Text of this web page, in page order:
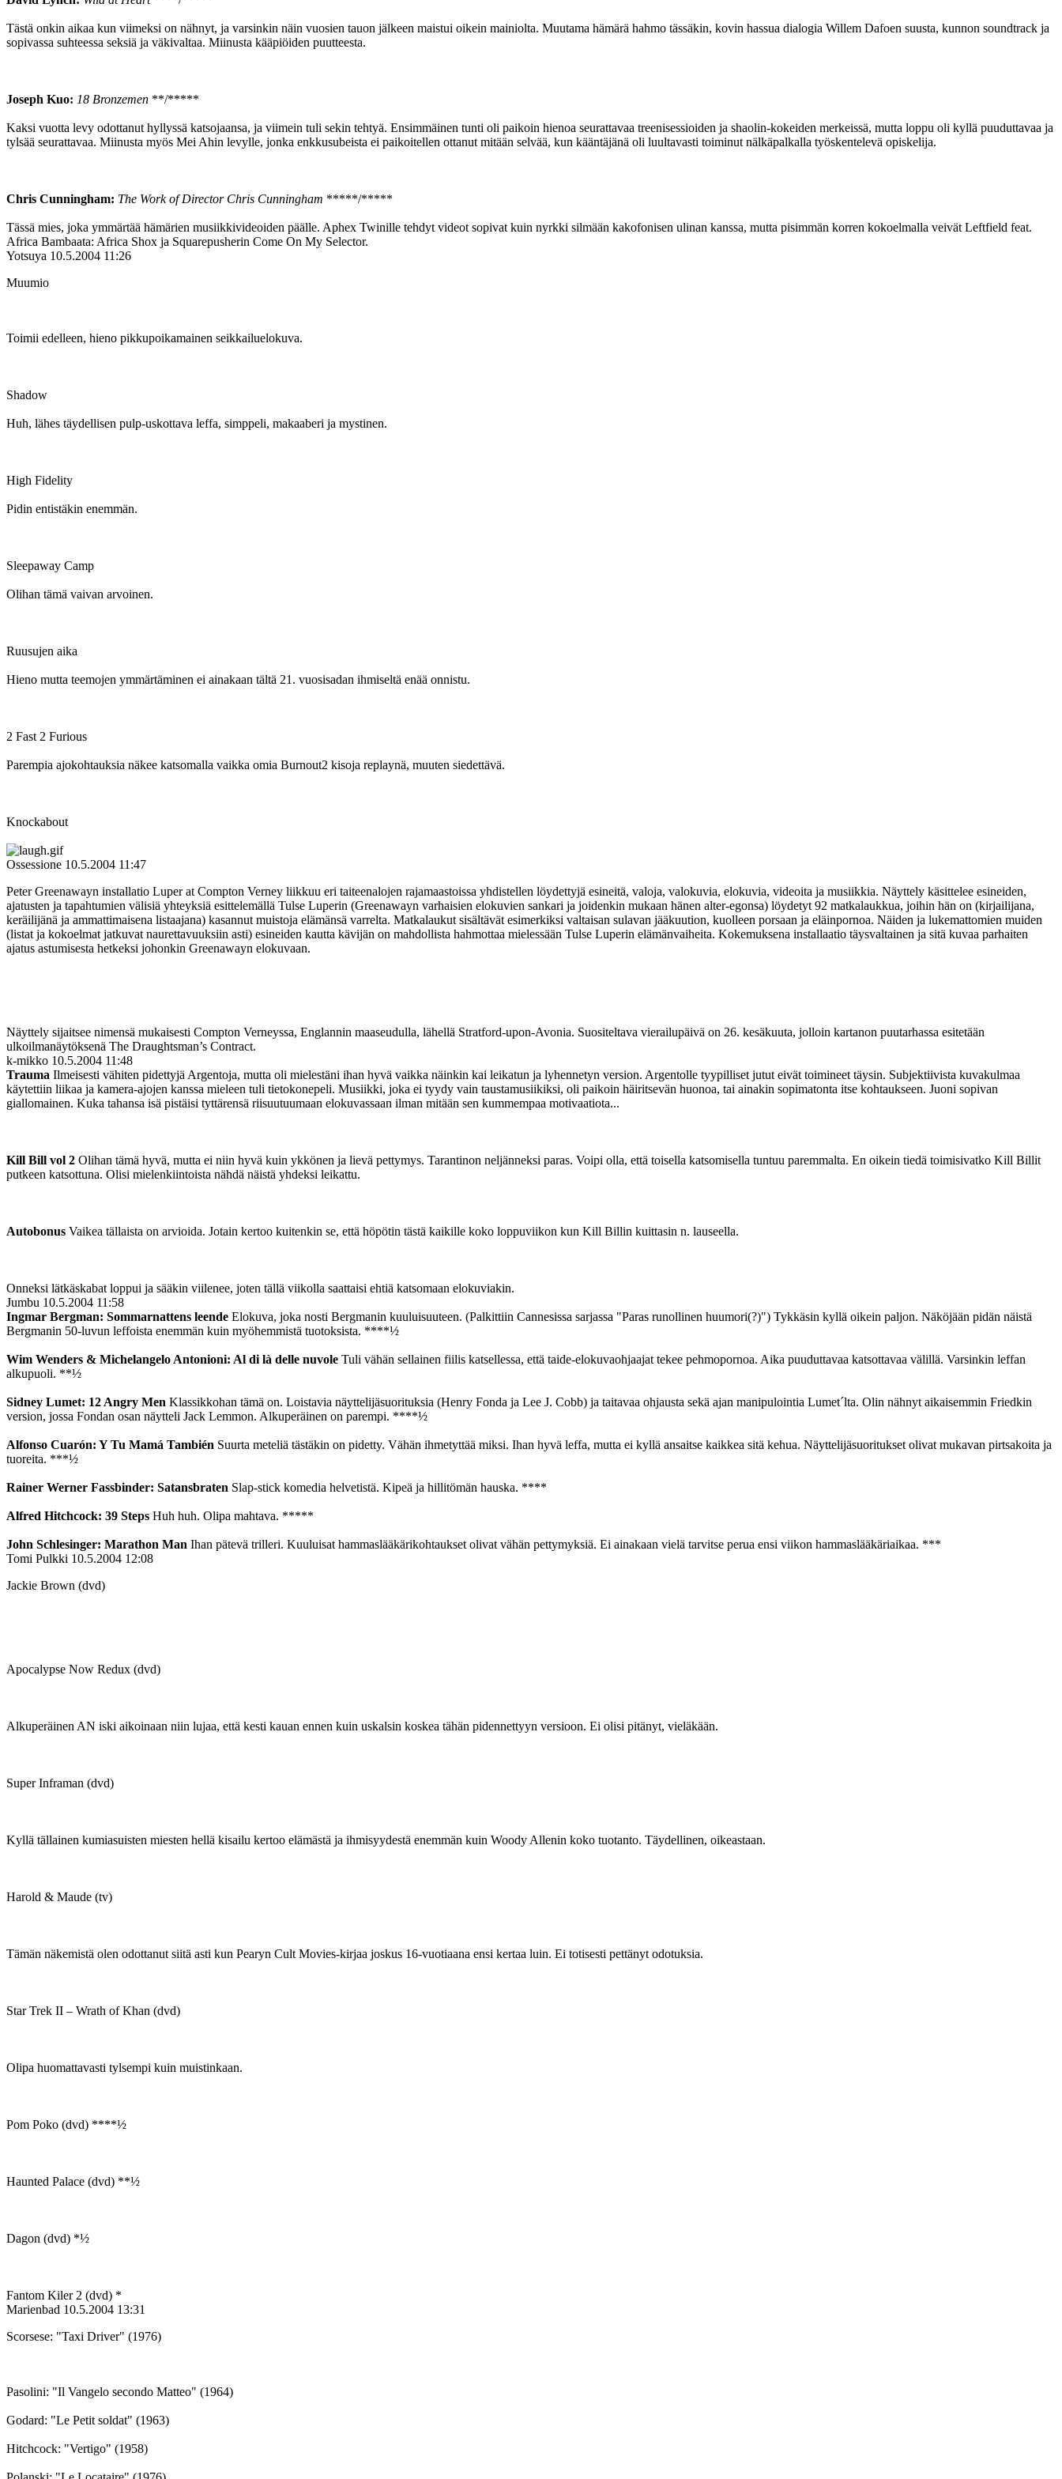
Tästä onkin aikaa kun viimeksi on nähnyt, ja varsinkin näin vuosien tauon jälkeen maistui oikein mainiolta. Muutama hämärä hahmo tässäkin, kovin hassua dialogia Willem Dafoen suusta, kunnon soundtrack ja
sopivassa suhteessa seksiä ja väkivaltaa. Miinusta kääpiöiden puutteesta.
Joseph Kuo: 18 Bronzemen **/*****
Kaksi vuotta levy odottanut hyllyssä katsojaansa, ja viimein tuli sekin tehtyä. Ensimmäinen tunti oli paikoin hienoa seurattavaa treenisessioiden ja shaolin-kokeiden merkeissä, mutta loppu oli kyllä puuduttavaa ja
tylsää seurattavaa. Miinusta myös Mei Ahin levylle, jonka enkkusubeista ei paikoitellen ottanut mitään selvää, kun kääntäjänä oli luultavasti toiminut nälkäpalkalla työskentelevä opiskelija.
Chris Cunningham: The Work of Director Chris Cunningham *****/*****
Tässä mies, joka ymmärtää hämärien musiikkivideoiden päälle. Aphex Twinille tehdyt videot sopivat kuin nyrkki silmään kakofonisen ulinan kanssa, mutta pisimmän korren kokoelmalla veivät Leftfield feat.
Africa Bambaata: Africa Shox ja Squarepusherin Come On My Selector.
Yotsuya 10.5.2004 11:26
Muumio
Toimii edelleen, hieno pikkupoikamainen seikkailuelokuva.
Shadow
Huh, lähes täydellisen pulp-uskottava leffa, simppeli, makaaberi ja mystinen.
High Fidelity
Pidin entistäkin enemmän.
Sleepaway Camp
Olihan tämä vaivan arvoinen.
Ruusujen aika
Hieno mutta teemojen ymmärtäminen ei ainakaan tältä 21. vuosisadan ihmiseltä enää onnistu.
2 Fast 2 Furious
Parempia ajokohtauksia näkee katsomalla vaikka omia Burnout2 kisoja replaynä, muuten siedettävä.
Knockabout
Ossessione 10.5.2004 11:47
Peter Greenawayn installatio Luper at Compton Verney liikkuu eri taiteenalojen rajamaastoissa yhdistellen löydettyjä esineitä, valoja, valokuvia, elokuvia, videoita ja musiikkia. Näyttely käsittelee esineiden,
ajatusten ja tapahtumien välisiä yhteyksiä esittelemällä Tulse Luperin (Greenawayn varhaisien elokuvien sankari ja joidenkin mukaan hänen alter-egonsa) löydetyt 92 matkalaukkua, joihin hän on (kirjailijana,
keräilijänä ja ammattimaisena listaajana) kasannut muistoja elämänsä varrelta. Matkalaukut sisältävät esimerkiksi valtaisan sulavan jääkuution, kuolleen porsaan ja eläinpornoa. Näiden ja lukemattomien muiden
(listat ja kokoelmat jatkuvat naurettavuuksiin asti) esineiden kautta kävijän on mahdollista hahmottaa mielessään Tulse Luperin elämänvaiheita. Kokemuksena installaatio täysvaltainen ja sitä kuvaa parhaiten
ajatus astumisesta hetkeksi johonkin Greenawayn elokuvaan.
Näyttely sijaitsee nimensä mukaisesti Compton Verneyssa, Englannin maaseudulla, lähellä Stratford-upon-Avonia. Suositeltava vierailupäivä on 26. kesäkuuta, jolloin kartanon puutarhassa esitetään
ulkoilmanäytöksenä The Draughtsman’s Contract.
k-mikko 10.5.2004 11:48
Trauma Ilmeisesti vähiten pidettyjä Argentoja, mutta oli mielestäni ihan hyvä vaikka näinkin kai leikatun ja lyhennetyn version. Argentolle tyypilliset jutut eivät toimineet täysin. Subjektiivista kuvakulmaa
käytettiin liikaa ja kamera-ajojen kanssa mieleen tuli tietokonepeli. Musiikki, joka ei tyydy vain taustamusiikiksi, oli paikoin häiritsevän huonoa, tai ainakin sopimatonta itse kohtaukseen. Juoni sopivan
giallomainen. Kuka tahansa isä pistäisi tyttärensä riisuutuumaan elokuvassaan ilman mitään sen kummempaa motivaatiota...
Kill Bill vol 2 Olihan tämä hyvä, mutta ei niin hyvä kuin ykkönen ja lievä pettymys. Tarantinon neljänneksi paras. Voipi olla, että toisella katsomisella tuntuu paremmalta. En oikein tiedä toimisivatko Kill Billit
putkeen katsottuna. Olisi mielenkiintoista nähdä näistä yhdeksi leikattu.
Autobonus Vaikea tällaista on arvioida. Jotain kertoo kuitenkin se, että höpötin tästä kaikille koko loppuviikon kun Kill Billin kuittasin n. lauseella.
Onneksi lätkäskabat loppui ja sääkin viilenee, joten tällä viikolla saattaisi ehtiä katsomaan elokuviakin.
Jumbu 10.5.2004 11:58
Ingmar Bergman: Sommarnattens leende Elokuva, joka nosti Bergmanin kuuluisuuteen. (Palkittiin Cannesissa sarjassa "Paras runollinen huumori(?)") Tykkäsin kyllä oikein paljon. Näköjään pidän näistä
Bergmanin 50-luvun leffoista enemmän kuin myöhemmistä tuotoksista. ****½
Wim Wenders & Michelangelo Antonioni: Al di là delle nuvole Tuli vähän sellainen fiilis katsellessa, että taide-elokuvaohjaajat tekee pehmopornoa. Aika puuduttavaa katsottavaa välillä. Varsinkin leffan
alkupuoli. **½
Sidney Lumet: 12 Angry Men Klassikkohan tämä on. Loistavia näyttelijäsuorituksia (Henry Fonda ja Lee J. Cobb) ja taitavaa ohjausta sekä ajan manipulointia Lumet´lta. Olin nähnyt aikaisemmin Friedkin
version, jossa Fondan osan näytteli Jack Lemmon. Alkuperäinen on parempi. ****½
Alfonso Cuarón: Y Tu Mamá También Suurta meteliä tästäkin on pidetty. Vähän ihmetyttää miksi. Ihan hyvä leffa, mutta ei kyllä ansaitse kaikkea sitä kehua. Näyttelijäsuoritukset olivat mukavan pirtsakoita ja
tuoreita. ***½
Rainer Werner Fassbinder: Satansbraten Slap-stick komedia helvetistä. Kipeä ja hillitömän hauska. ****
Alfred Hitchcock: 39 Steps Huh huh. Olipa mahtava. *****
John Schlesinger: Marathon Man Ihan pätevä trilleri. Kuuluisat hammaslääkärikohtaukset olivat vähän pettymyksiä. Ei ainakaan vielä tarvitse perua ensi viikon hammaslääkäriaikaa. ***
Tomi Pulkki 10.5.2004 12:08
Jackie Brown (dvd)
Apocalypse Now Redux (dvd)
Alkuperäinen AN iski aikoinaan niin lujaa, että kesti kauan ennen kuin uskalsin koskea tähän pidennettyyn versioon. Ei olisi pitänyt, vieläkään.
Super Inframan (dvd)
Kyllä tällainen kumiasuisten miesten hellä kisailu kertoo elämästä ja ihmisyydestä enemmän kuin Woody Allenin koko tuotanto. Täydellinen, oikeastaan.
Harold & Maude (tv)
Tämän näkemistä olen odottanut siitä asti kun Pearyn Cult Movies-kirjaa joskus 16-vuotiaana ensi kertaa luin. Ei totisesti pettänyt odotuksia.
Star Trek II – Wrath of Khan (dvd)
Olipa huomattavasti tylsempi kuin muistinkaan.
Pom Poko (dvd) ****½
Haunted Palace (dvd) **½
Dagon (dvd) *½
Fantom Kiler 2 (dvd) *
Marienbad 10.5.2004 13:31
Scorsese: "Taxi Driver" (1976)
Pasolini: "Il Vangelo secondo Matteo" (1964)
Godard: "Le Petit soldat" (1963)
Hitchcock: "Vertigo" (1958)